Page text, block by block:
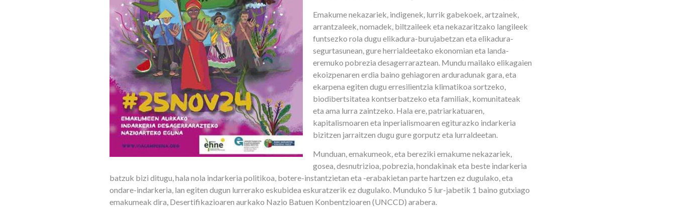
Emakume nekazariek, indigenek, lurrik gabekoek, artzainek,
arrantzaleek, nomadek, biltzaileek eta nekazaritzako langileek
funtsezko rola dugu elikadura-burujabetzan eta elikadura-
segurtasunean, gure herrialdeetako ekonomian eta landa-
eremuko pobrezia desagerraraztean. Mundu mailako elikagaien
ekoizpenaren erdia baino gehiagoren arduradunak gara, eta
ekarpena egiten dugu erresilientzia klimatikoa sortzeko,
biodibertsitatea kontserbatzeko eta familiak, komunitateak
eta ama lurra zaintzeko. Hala ere, patriarkatuaren,
kapitalismoaren eta inperialismoaren egiturazko indarkeria
bizitzen jarraitzen dugu gure gorputz eta lurraldeetan.
Munduan, emakumeok, eta bereziki emakume nekazariek,
gosea, desnutrizioa, pobrezia, hondakinak eta beste indarkeria
batzuk bizi ditugu, hala nola indarkeria politikoa, botere-instantzietan eta -erabakietan parte hartzen ez dugulako, eta
ondare-indarkeria, lan egiten dugun lurrerako eskubidea eskuratzerik ez dugulako. Munduko 5 lur-jabetik 1 baino gutxiago
emakumeak dira, Desertifikazioaren aurkako Nazio Batuen Konbentzioaren (UNCCD) arabera.